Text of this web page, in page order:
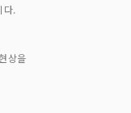
다.
상을